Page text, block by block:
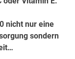
nicht nur eine
sondern